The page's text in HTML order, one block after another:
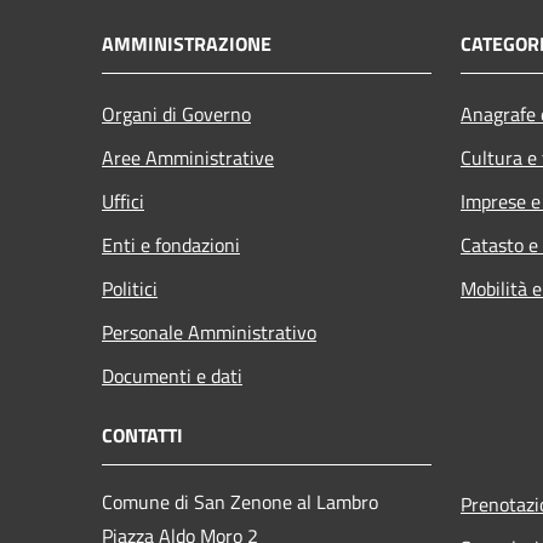
AMMINISTRAZIONE
Organi di Governo
Aree Amministrative
Uffici
Enti e fondazioni
Politici
Personale Amministrativo
Documenti e dati
Cultura
Imprese
Catasto
Mobilità
CONTATTI
Comune di San Zenone al Lambro
Piazza Aldo Moro 2